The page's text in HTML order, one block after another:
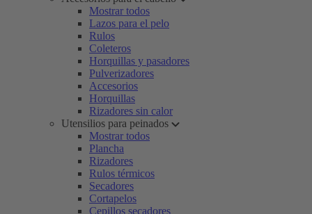
Mostrar todos
Lazos para el pelo
Rulos
Coleteros
Horquillas y pasadores
Pulverizadores
Accesorios
Horquillas
Rizadores sin calor
Utensilios para peinados
Mostrar todos
Plancha
Rizadores
Rulos térmicos
Secadores
Cortapelos
Cepillos secadores